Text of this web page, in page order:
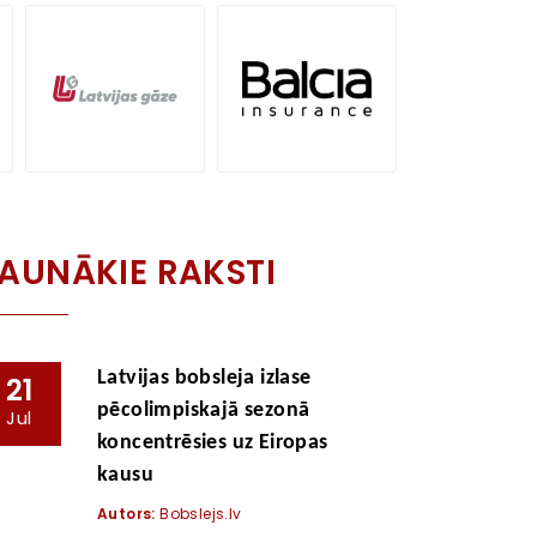
RAKSTI
21
Jul
Latvijas bobsleja izlase
pēcolimpiskajā sezonā
koncentrēsies uz Eiropas
kausu
Autors: Bobslejs.lv